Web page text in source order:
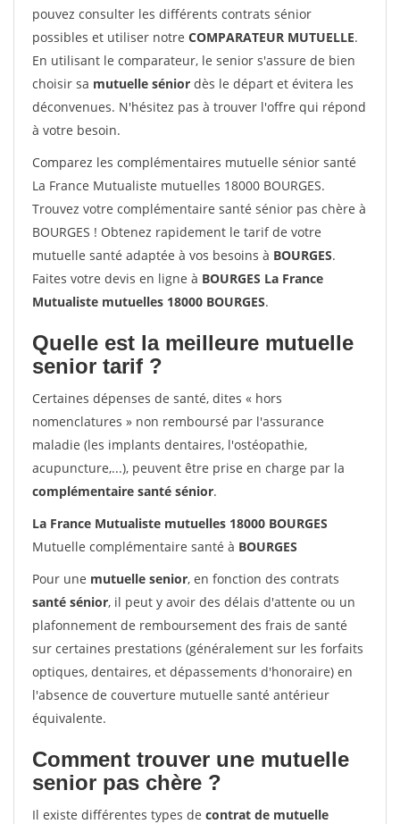
pouvez consulter les différents contrats sénior
possibles et utiliser notre COMPARATEUR MUTUELLE.
En utilisant le comparateur, le senior s'assure de bien
choisir sa mutuelle sénior dès le départ et évitera les
déconvenues. N'hésitez pas à trouver l'offre qui répond
à votre besoin.
Comparez les complémentaires mutuelle sénior santé
La France Mutualiste mutuelles 18000 BOURGES.
Trouvez votre complémentaire santé sénior pas chère à
BOURGES ! Obtenez rapidement le tarif de votre
mutuelle santé adaptée à vos besoins à BOURGES.
Faites votre devis en ligne à BOURGES La France
Mutualiste mutuelles 18000 BOURGES.
Quelle est la meilleure mutuelle
senior tarif ?
Certaines dépenses de santé, dites « hors
nomenclatures » non remboursé par l'assurance
maladie (les implants dentaires, l'ostéopathie,
acupuncture,...), peuvent être prise en charge par la
complémentaire santé sénior.
La France Mutualiste mutuelles 18000 BOURGES
Mutuelle complémentaire santé à BOURGES
Pour une mutuelle senior, en fonction des contrats
santé sénior, il peut y avoir des délais d'attente ou un
plafonnement de remboursement des frais de santé
sur certaines prestations (généralement sur les forfaits
optiques, dentaires, et dépassements d'honoraire) en
l'absence de couverture mutuelle santé antérieur
équivalente.
Comment trouver une mutuelle
senior pas chère ?
Il existe différentes types de contrat de mutuelle